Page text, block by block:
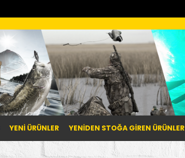
YENI ÜRÜNLER YENIDEN STOĞA GIREN ÜRÜNLER